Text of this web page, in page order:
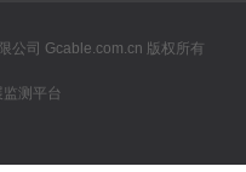
公司 Gcable.com.cn 版权所有
监测平台